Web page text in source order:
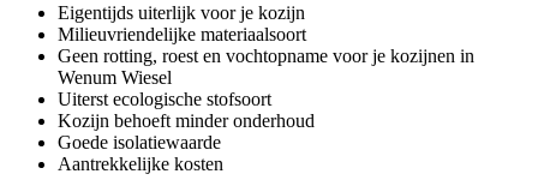
Eigentijds uiterlijk voor je kozijn
Milieuvriendelijke materiaalsoort
Geen rotting, roest en vochtopname voor je kozijnen in
Wenum Wiesel
Uiterst ecologische stofsoort
Kozijn behoeft minder onderhoud
Goede isolatiewaarde
Aantrekkelijke kosten